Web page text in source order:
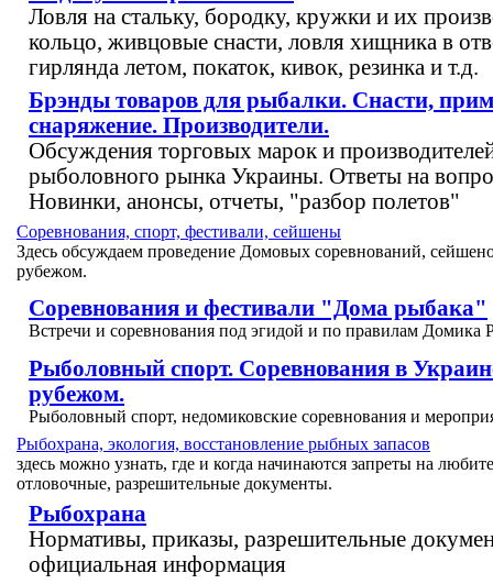
Ловля на стальку, бородку, кружки и их
кольцо, живцовые снасти, ловля хищника в
гирлянда летом, покаток, кивок, резинка и т.д.
Брэнды товаров для рыбалки. Снасти,
снаряжение. Производители.
Обсуждения торговых марок и
рыболовного рынка Украины. Ответы на
Новинки, анонсы, отчеты, "разбор полетов"
Соревнования, спорт, фестивали, сейшены
Здесь обсуждаем проведение Домовых соревнований,
рубежом.
Соревнования и фестивали "Дома рыбака"
Встречи и соревнования под эгидой и по правилам Домика
Рыболовный спорт. Соревнования в
рубежом.
Рыболовный спорт, недомиковские соревнования и
Рыбохрана, экология, восстановление рыбных запасов
здесь можно узнать, где и когда начинаются запреты на
отловочные, разрешительные документы.
Рыбохрана
Нормативы, приказы, разрешительные
официальная информация